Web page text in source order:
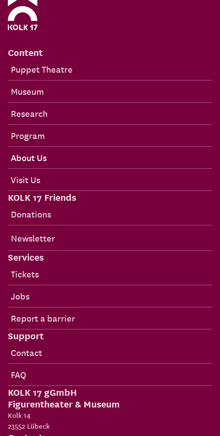
Content
Puppet Theatre
Museum
Research
Program
About Us
Visit Us
KOLK 17 Friends
Donations
Newsletter
Services
Tickets
Jobs
Report a barrier
Support
Contact
FAQ
KOLK 17 gGmbH
Figurentheater & Museum
Kolk 14
23552 Lübeck